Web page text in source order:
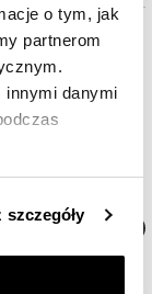
o tym, jak
partnerom
innymi danymi
szczegóły
ze stali